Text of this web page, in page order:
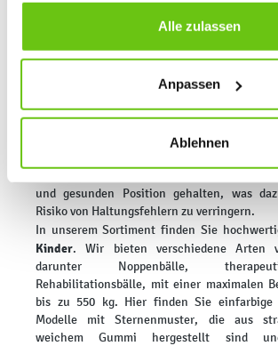
Cookies Sie erlauben. Verweigern Sie
wählen Sie „Alle ablehnen” – in diesem
Daten verarbeitet, die für den Besuch
jederzeit ändern, indem Sie auf die
links klicken. Weitere Informationen zur
Alle zulassen
Anpassen
Ablehnen
Sitzbälle für Kinder im
die zum aktiven Sitzen, für Gymnastik
verwendet werden. Sie werden bei
verminderter Muskelkraft und
eingesetzt. Das Sitzen auf Bällen
und gesunden Position gehalten, was
Risiko von Haltungsfehlern zu verringern.
In unserem Sortiment finden Sie
Kinder. Wir bieten verschiedene Arten
darunter Noppenbälle,
Rehabilitationsbälle, mit einer maximalen
bis zu 550 kg. Hier finden Sie einfarbige
Modelle mit Sternenmuster, die aus
weichem Gummi hergestellt sind